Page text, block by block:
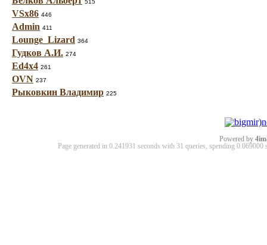
515
VSx86 446
Admin 411
Lounge_Lizard 364
Гудков А.И. 274
Ed4x4 261
OVN 237
Рыковкин Владимир 225
Powered by
Page generated in 0.241931 seconds with 31 queries, spending